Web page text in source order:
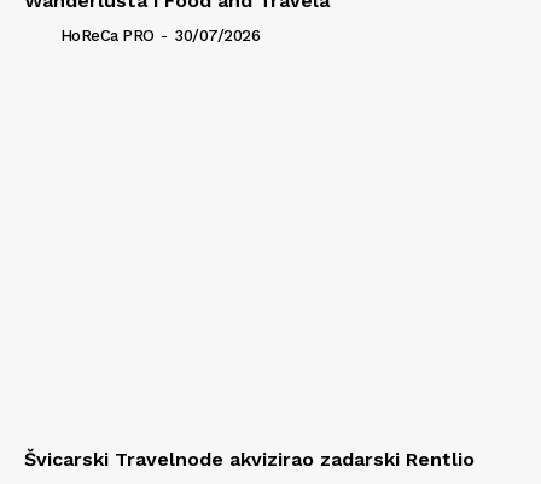
HoReCa PRO - 30/07/2026
Švicarski Travelnode akvizirao zadarski Rentlio